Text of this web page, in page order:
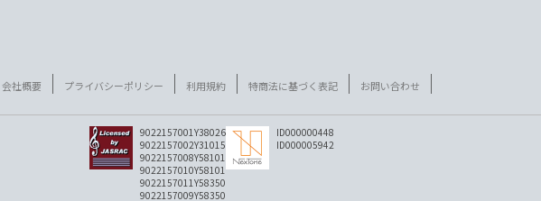
てか ない 様
会社概要 プライバシーポリシー 利用規約 特商法に基づく表記 お問い合わせ
9022157001Y38026
9022157002Y31015
9022157008Y58101
9022157010Y58101
9022157011Y58350
9022157009Y58350
ID000000448
ID000005942